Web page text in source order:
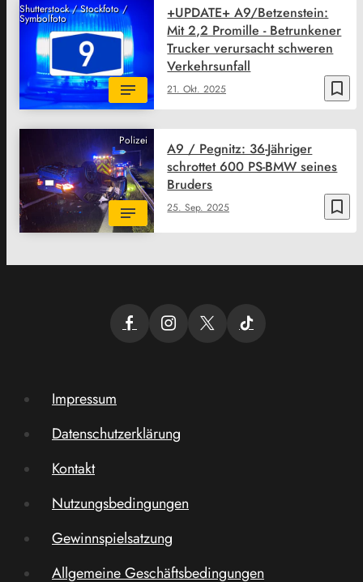
Shutterstock / Stockfoto /
Symbolfoto
bookmark_border
21. Okt. 2025
+UPDATE+ A9/Betzenstein:
Mit 2,2 Promille - Betrunkener
Trucker verursacht schweren
Verkehrsunfall
Polizei
bookmark_border
25. Sep. 2025
A9 / Pegnitz: 36-Jähriger
schrottet 600 PS-BMW seines
Bruders
Impressum
Datenschutzerklärung
Kontakt
Nutzungsbedingungen
Gewinnspielsatzung
Allgemeine Geschäftsbedingungen